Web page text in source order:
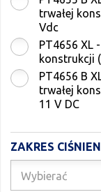
trwałej
Vdc
PT4656 XL
konstrukcji
PT4656 B
trwałej
11 V DC
ZAKRES
Wybierać